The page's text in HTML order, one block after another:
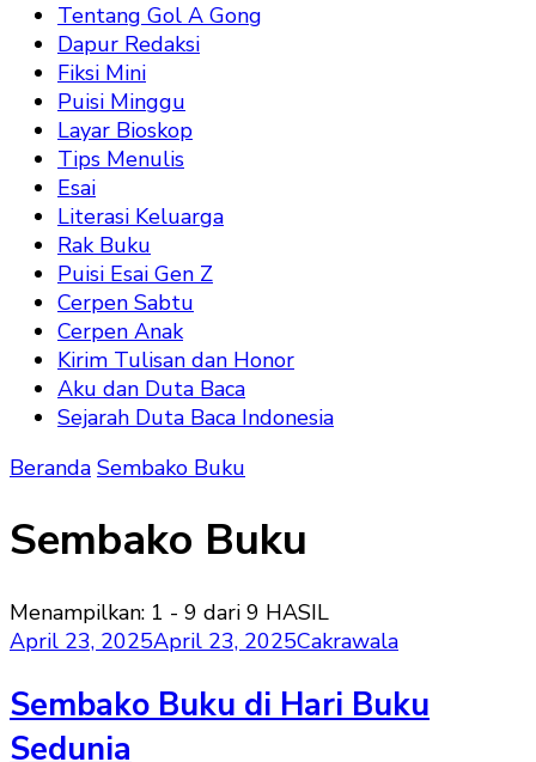
Tentang Gol A Gong
Dapur Redaksi
Fiksi Mini
Puisi Minggu
Layar Bioskop
Tips Menulis
Esai
Literasi Keluarga
Rak Buku
Puisi Esai Gen Z
Cerpen Sabtu
Cerpen Anak
Kirim Tulisan dan Honor
Aku dan Duta Baca
Sejarah Duta Baca Indonesia
Beranda Sembako Buku
Sembako Buku
Menampilkan: 1 - 9 dari 9 HASIL
April 23, 2025April 23, 2025Cakrawala
Sembako Buku di Hari Buku
Sedunia